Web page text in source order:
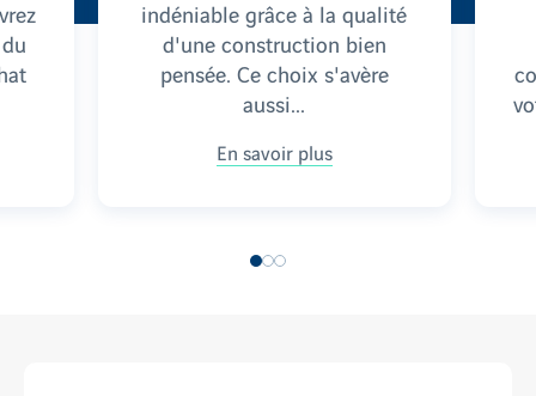
indéniable grâce à la qualité
d'une construction bien
pensée. Ce choix s'avère
aussi...
En savoir plus